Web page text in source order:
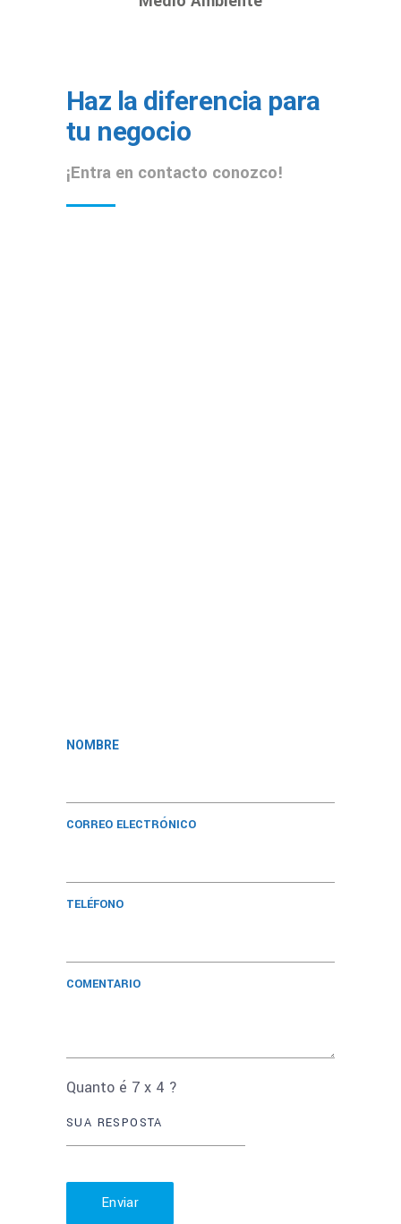
Haz la diferencia para
tu negocio
¡Entra en contacto conozco!
NOMBRE
CORREO ELECTRÓNICO
TELÉFONO
COMENTARIO
Quanto é 7 x 4 ?
Enviar